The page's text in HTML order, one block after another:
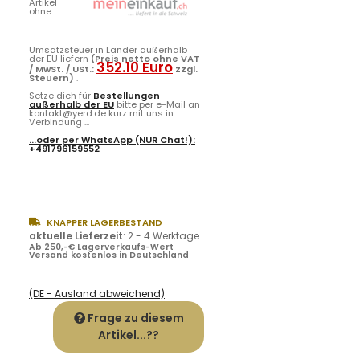
ohne
Umsatzsteuer in Länder außerhalb
der EU liefern (Preis netto ohne VAT
/ MwSt. / USt.:352.10 Euro zzgl.
Steuern) .
Setze dich für Bestellungen
außerhalb der EUbitte per e-Mail an
kontakt@yerd.de kurz mit uns in
Verbindung ...
...oder perWhatsApp (NUR Chat!):
+491796159552
KNAPPER LAGERBESTAND
aktuelle Lieferzeit: 2 - 4 Werktage
Ab 250,-€ Lagerverkaufs-Wert
Versand kostenlos in Deutschland
(DE - Ausland abweichend)
Frage zu diesem
Artikel...??